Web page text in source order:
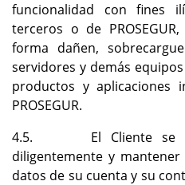
funcionalidad con fines
terceros o de
forma dañen,
servidores y demás
productos y aplicaciones
PROSEGUR.
4.5. El Cliente se
diligentemente y
datos de su cuenta y su